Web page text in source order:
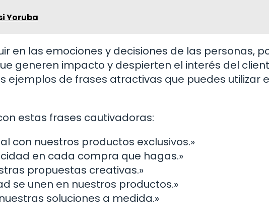
Yoruba
en las emociones y decisiones de las personas,
generen impacto y despierten el interés del
ejemplos de frases atractivas que puedes utilizar
estas frases cautivadoras:
con nuestros productos exclusivos.»
en cada compra que hagas.»
propuestas creativas.»
se unen en nuestros productos.»
soluciones a medida.»